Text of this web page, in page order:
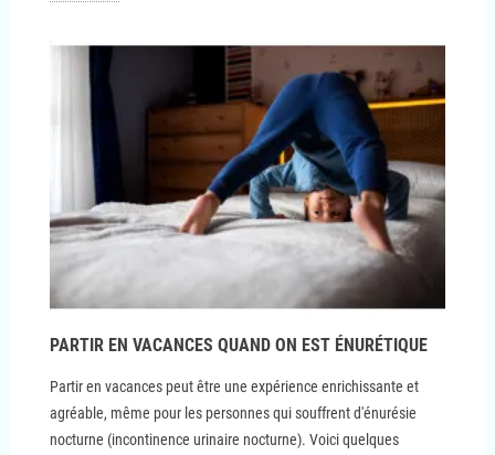
PARTIR EN VACANCES QUAND ON EST ÉNURÉTIQUE
Partir en vacances peut être une expérience enrichissante et
agréable, même pour les personnes qui souffrent d'énurésie
nocturne (incontinence urinaire nocturne). Voici quelques